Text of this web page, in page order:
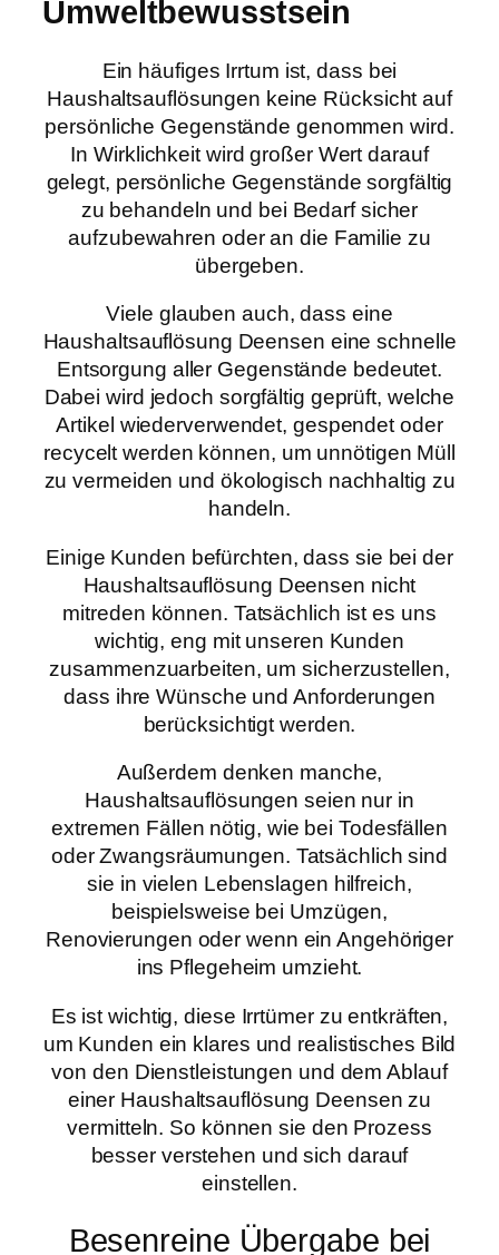
Umweltbewusstsein
Ein häufiges Irrtum ist, dass bei
Haushaltsauflösungen keine Rücksicht auf
persönliche Gegenstände genommen wird.
In Wirklichkeit wird großer Wert darauf
gelegt, persönliche Gegenstände sorgfältig
zu behandeln und bei Bedarf sicher
aufzubewahren oder an die Familie zu
übergeben.
Viele glauben auch, dass eine
Haushaltsauflösung Deensen eine schnelle
Entsorgung aller Gegenstände bedeutet.
Dabei wird jedoch sorgfältig geprüft, welche
Artikel wiederverwendet, gespendet oder
recycelt werden können, um unnötigen Müll
zu vermeiden und ökologisch nachhaltig zu
handeln.
Einige Kunden befürchten, dass sie bei der
Haushaltsauflösung Deensen nicht
mitreden können. Tatsächlich ist es uns
wichtig, eng mit unseren Kunden
zusammenzuarbeiten, um sicherzustellen,
dass ihre Wünsche und Anforderungen
berücksichtigt werden.
Außerdem denken manche,
Haushaltsauflösungen seien nur in
extremen Fällen nötig, wie bei Todesfällen
oder Zwangsräumungen. Tatsächlich sind
sie in vielen Lebenslagen hilfreich,
beispielsweise bei Umzügen,
Renovierungen oder wenn ein Angehöriger
ins Pflegeheim umzieht.
Es ist wichtig, diese Irrtümer zu entkräften,
um Kunden ein klares und realistisches Bild
von den Dienstleistungen und dem Ablauf
einer Haushaltsauflösung Deensen zu
vermitteln. So können sie den Prozess
besser verstehen und sich darauf
einstellen.
Besenreine Übergabe bei